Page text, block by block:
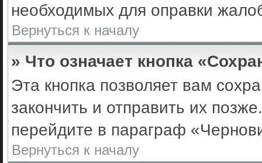
необходимых для оправки
Вернуться к началу
» Что означает кнопка
Эта кнопка позволяет вам
закончить и отправить их
перейдите в параграф
Вернуться к началу